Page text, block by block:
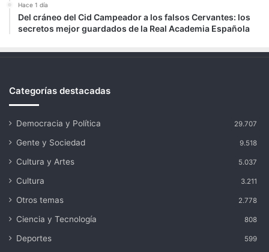
Hace 1 día
Del cráneo del Cid Campeador a los falsos Cervantes: los
secretos mejor guardados de la Real Academia Española
Categorías destacadas
Democracia y Política 29.707
Gente y Sociedad 9.518
Cultura y Artes 5.037
Cultura 3.211
Otros temas 2.778
Ciencia y Tecnología 808
Deportes 599